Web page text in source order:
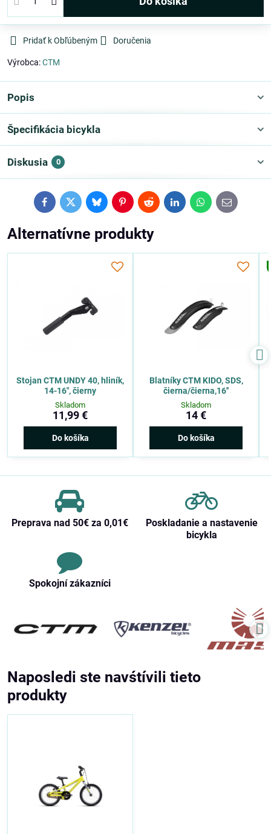
Pridať k Obľúbeným Doručenia
Výrobca:CTM
Popis
Špecifikácia bicykla
Diskusia 0
FacebookTwitterBlueskyPinterestRedditLinkedInWhatsApp
E-
mail
Alternatívne produkty
Stojan CTM UNDY 40, hliník,
14-16", čierny
Skladom
11,99 €
Do košíka
Blatníky CTM KIDO, SDS,
čierna/čierna,16''
Skladom
14 €
Do košíka
Preprava nad 50€ za 0,01€
Poskladanie a nastavenie
bicykla
Spokojní zákazníci
Naposledi ste navśtívili tieto
produkty